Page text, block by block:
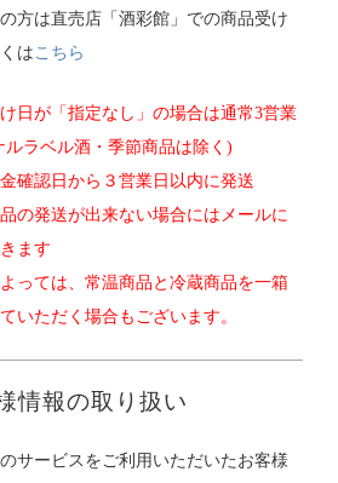
方は直売店「酒彩館」での商品受け
はこちら
日が「指定なし」の場合は通常3営業
ラベル酒・季節商品は除く)
確認日から３営業日以内に発送
の発送が出来ない場合にはメールに
ます
っては、常温商品と冷蔵商品を一箱
いただく場合もございます。
情報の取り扱い
サービスをご利用いただいたお客様